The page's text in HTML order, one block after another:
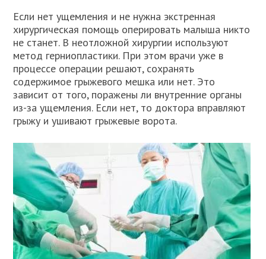
Если нет ущемления и не нужна экстренная
хирургическая помощь оперировать малыша никто
не станет. В неотложной хирургии используют
метод герниопластики. При этом врачи уже в
процессе операции решают, сохранять
содержимое грыжевого мешка или нет. Это
зависит от того, поражены ли внутренние органы
из-за ущемления. Если нет, то доктора вправляют
грыжу и ушивают грыжевые ворота.